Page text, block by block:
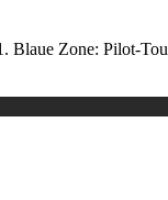
Zone: Pilot-